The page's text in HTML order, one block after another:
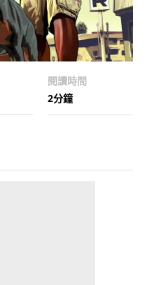
閱讀時間
2分鐘